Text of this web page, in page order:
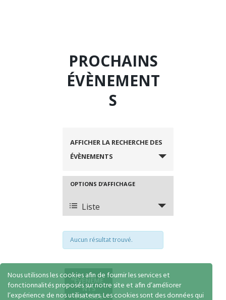
PROCHAINS
ÉVÈNEMENT
S
e
e
e
t
n
a
AFFICHER LA RECHERCHE DES
ÉVÈNEMENTS
N
A
V
I
G
A
T
OPTIONS D’AFFICHAGE
Liste
Aucun résultat trouvé.
«ÉVÈNEME
NTS
PRÉCÉDE
Nous utilisons les cookies afin de fournir les services et
fonctionnalités proposés sur notre site et afin d’améliorer
l’expérience de nos utilisateurs. Les cookies sont des données qui